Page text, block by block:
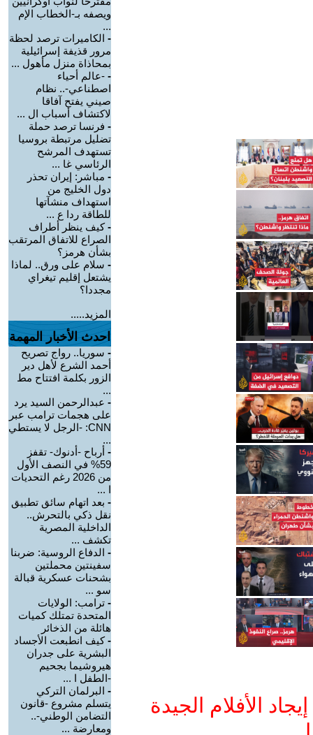
الأفلام الجيدة
ويصفه بـ-الخطاب الإم
...
- الكاميرات ترصد لحظة
مرور قذيفة إسرائيلية
بمحاذاة منزل مأهول ...
- -عالم أحياء
اصطناعي-.. نظام
صيني يفتح آفاقا
لاكتشاف أسباب ال ...
- فرنسا ترصد حملة
تضليل مرتبطة بروسيا
تستهدف المرشح
الرئاسي غا ...
- مباشر: إيران تحذر
دول الخليج من
استهداف منشآتها
للطاقة ردا ع ...
-كيف ينظر أطراف
الصراع للاتفاق المرتقب
بشأن هرمز؟
- سلام على ورق.. لماذا
يشتعل إقليم تيغراي
مجددا؟
المزيد.....
احدث الأخبار المهمة
- سوريا.. رواج تصريح
أحمد الشرع لأهل دير
الزور بكلمة افتتاح مط
...
- عبدالرحمن السيد يرد
على هجمات ترامب عبر
CNN: -الرجل لا يستطي
...
- أرباح -أدنوك- تقفز
59% في النصف الأول
من 2026 رغم التحديات
ا ...
- بعد اتهام سائق تطبيق
نقل ذكي بالتحرش..
الداخلية المصرية
تكشف ...
- الدفاع الروسية: ضربنا
سفينتين محملتين
بشحنات عسكرية قبالة
سو ...
- ترامب: الولايات
المتحدة تمتلك كميات
هائلة من الذخائر
-كيف انطبعت الأجساد
البشرية على جدران
هيروشيما بجحيم
-الطفل ا ...
- البرلمان التركي
يتسلم مشروع -قانون
التضامن الوطني-..
ومعارضة ...